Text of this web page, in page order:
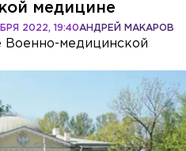
медицине
АНДРЕЙ МАКАРОВ
2022, 19:40
Военно-медицинской